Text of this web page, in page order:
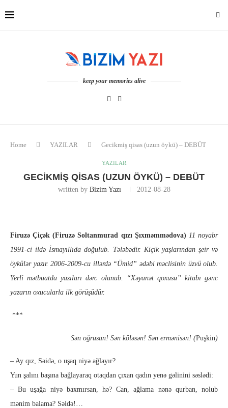
keep your memories alive
Home YAZILAR Gecikmiş qisas (uzun öykü) – DEBÜT
YAZILAR
GECIKMIŞ QISAS (UZUN ÖYKÜ) – DEBÜT
written by Bizim Yazı 2012-08-28
Firuzə Çiçək (Firuzə Soltanmurad qızı Şıxməmmədova) 11 noyabr
1991-ci ildə İsmayıllıda doğulub. Tələbədir. Kiçik yaşlarından şeir və
öykülər yazır. 2006-2009-cu illərdə “Ümid” ədəbi məclisinin üzvü olub.
Yerli mətbuatda yazıları dərc olunub. “Xəyanət qoxusu” kitabı gənc
yazarın oxucularla ilk görüşüdür.
***
Sən oğrusan! Sən köləsən! Sən ermənisən! (Puşkin)
– Ay qız, Səidə, o uşaq niyə ağlayır?
Yun şalını başına bağlayaraq otaqdan çıxan qadın yenə gəlinini səslədi:
– Bu uşağa niyə baxmırsan, hə? Can, ağlama nənə qur­ban, nolub
mənim balama? Səidə!…